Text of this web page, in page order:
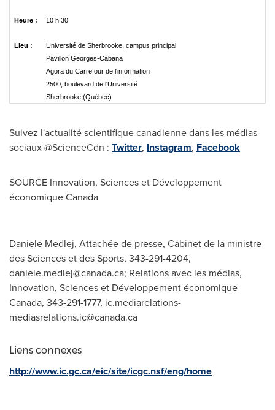
Heure : 10 h 30
Lieu :
Université de Sherbrooke, campus principal
Pavillon Georges-Cabana
Agora du Carrefour de l'information
2500, boulevard de l'Université
Sherbrooke (Québec)
Suivez l'actualité scientifique canadienne dans les médias
sociaux @ScienceCdn : Twitter, Instagram, Facebook
SOURCE Innovation, Sciences et Développement
économiqueCanada
Daniele Medlej, Attachée de presse, Cabinet de la ministre
des Sciences et des Sports, 343-291-4204,
daniele.medlej@canada.ca; Relations avec les médias,
Innovation, Sciences et Développement économique
Canada, 343-291-1777, ic.mediarelations-
mediasrelations.ic@canada.ca
Liens connexes
http://www.ic.gc.ca/eic/site/icgc.nsf/eng/home